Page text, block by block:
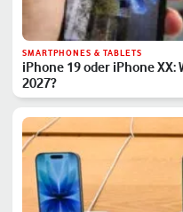
SMARTPHONES & TABLETS
iPhone 19 oder iPhone
2027?